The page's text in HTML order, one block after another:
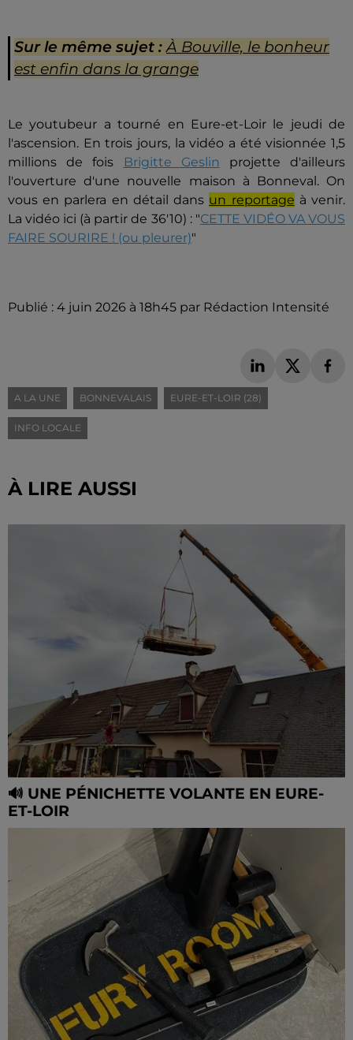
Sur le même sujet : À Bouville, le bonheur
est enfin dans la grange
Le youtubeur a tourné en Eure-et-Loir le jeudi de
l'ascension. En trois jours, la vidéo a été visionnée 1,5
millions de fois
Brigitte Geslin projette d'ailleurs
l'ouverture d'une nouvelle maison à Bonneval. On
vous en parlera en détail dans un reportage à venir.
La vidéo ici (à partir de 36'10) : "CETTE VIDÉO VA VOUS
FAIRE SOURIRE ! (ou pleurer)"
Publié : 4 juin 2026 à 18h45 par Rédaction Intensité
A LA UNE BONNEVALAIS EURE-ET-LOIR (28)
INFO LOCALE
À LIRE AUSSI
🔊 UNE PÉNICHETTE VOLANTE EN EURE-
ET-LOIR